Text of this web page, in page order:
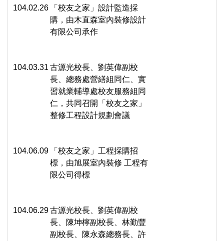
104.02.26
「校友之家」設計監造採
購，由木直森室內裝修設計
有限公司承作
104.03.31 古源光校長、劉英偉副校
長、總務處營繕組同仁、實
習就業輔導處校友服務組同
仁，共同召開「校友之家」
整修工程設計規劃會議
104.06.09
「校友之家」工程採購招
標，由旭展室內裝修 工程有
限公司得標
104.06.29古源光校長、劉英偉副校
長、陳坤檸副校長、林勤豐
副校長、陳永森總務長、許